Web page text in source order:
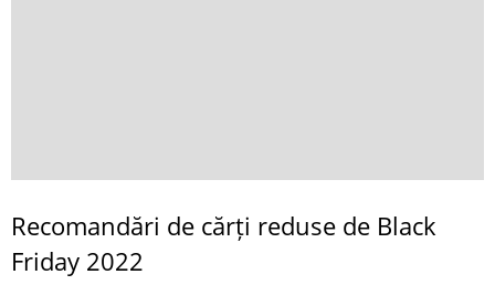
Recomandări de cărți reduse de Black
Friday 2022